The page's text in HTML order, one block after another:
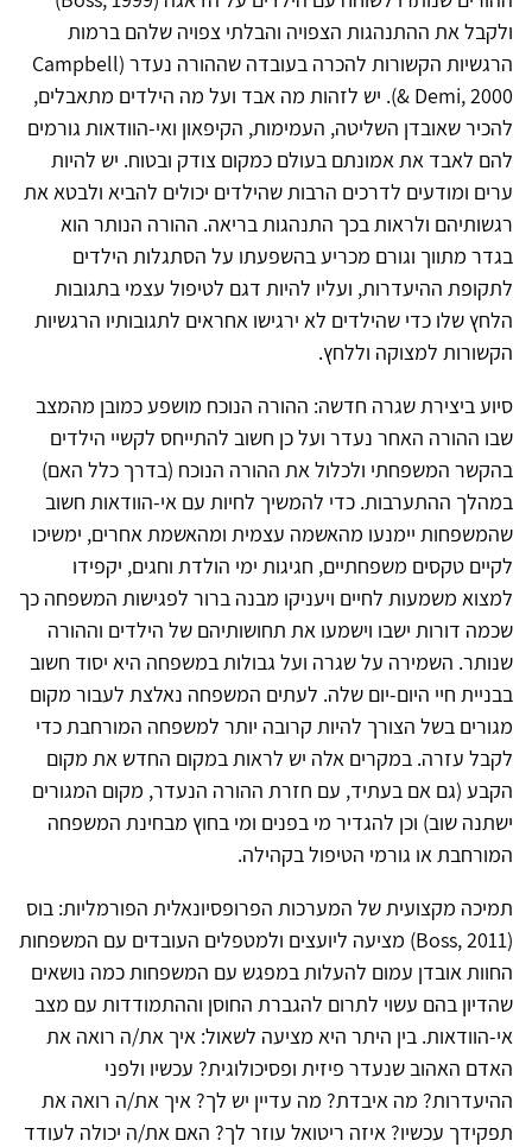
ולקבל את ההתנהגות הצפויה והבלתי צפויה שלהם ברמות
הרגשיות הקשורות להכרה בעובדה שההורה נעדר (Campbell
& Demi, 2000). יש לזהות מה אבד ועל מה הילדים מתאבלים,
להכיר שאובדן השליטה, העמימות, הקיפאון ואי-הוודאות גורמים
להם לאבד את אמונתם בעולם כמקום צודק ובטוח. יש להיות
ערים ומודעים לדרכים הרבות שהילדים יכולים להביא ולבטא את
רגשותיהם ולראות בכך התנהגות בריאה. ההורה הנותר הוא
בגדר מתווך וגורם מכריע בהשפעתו על הסתגלות הילדים
לתקופת ההיעדרות, ועליו להיות דגם לטיפול עצמי בתגובות
הלחץ שלו כדי שהילדים לא ירגישו אחראים לתגובותיו הרגשיות
הקשורות למצוקה וללחץ.
סיוע ביצירת שגרה חדשה: ההורה הנוכח מושפע כמובן מהמצב
שבו ההורה האחר נעדר ועל כן חשוב להתייחס לקשיי הילדים
בהקשר המשפחתי ולכלול את ההורה הנוכח (בדרך כלל האם)
במהלך ההתערבות. כדי להמשיך לחיות עם אי-הוודאות חשוב
שהמשפחות יימנעו מהאשמה עצמית ומהאשמת אחרים, ימשיכו
לקיים טקסים משפחתיים, חגיגות ימי הולדת וחגים, יקפידו
למצוא משמעות לחיים ויעניקו מבנה ברור לפגישות המשפחה כך
שכמה דורות ישבו וישמעו את תחושותיהם של הילדים וההורה
שנותר. השמירה על שגרה ועל גבולות במשפחה היא יסוד חשוב
בבניית חיי היום-יום שלה. לעתים המשפחה נאלצת לעבור מקום
מגורים בשל הצורך להיות קרובה יותר למשפחה המורחבת כדי
לקבל עזרה. במקרים אלה יש לראות במקום החדש את מקום
הקבע (גם אם בעתיד, עם חזרת ההורה הנעדר, מקום המגורים
ישתנה שוב) וכן להגדיר מי בפנים ומי בחוץ מבחינת המשפחה
המורחבת או גורמי הטיפול בקהילה.
תמיכה מקצועית של המערכות הפרופסיונאלית הפורמליות: בוס
(Boss, 2011) מציעה ליועצים ולמטפלים העובדים עם המשפחות
החוות אובדן עמום להעלות במפגש עם המשפחות כמה נושאים
שהדיון בהם עשוי לתרום להגברת החוסן וההתמודדות עם מצב
אי-הוודאות. בין היתר היא מציעה לשאול: איך את/ה רואה את
האדם האהוב שנעדר פיזית ופסיכולוגית? עכשיו ולפני
ההיעדרות? מה איבדת? מה עדיין יש לך? איך את/ה רואה את
תפקידך עכשיו? איזה ריטואל עוזר לך? האם את/ה יכולה לעודד